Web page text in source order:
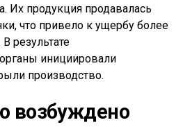
Их продукция продавалась
что привело к ущербу более
результате
инициировали
производство.
возбуждено